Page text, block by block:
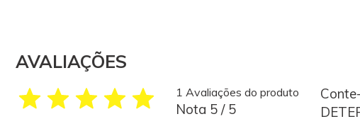
AVALIAÇÕES
1 Avaliações do produto
Nota 5 / 5